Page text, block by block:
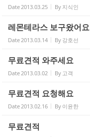
Date 2013.03.25 By 지식인
레몬테라스 보구왔어요
Date 2013.03.14 By 강호선
무료견적 와주세요
Date 2013.03.02 By 고객
무료견적 요청해요
Date 2013.02.16 By 이윤한
무료견적